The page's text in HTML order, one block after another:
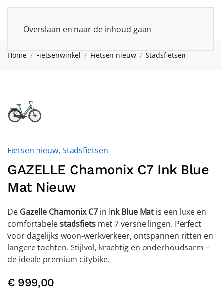
Overslaan en naar de inhoud gaan
Home Fietsenwinkel Fietsen nieuw Stadsfietsen
Fietsen nieuw, Stadsfietsen
GAZELLE Chamonix C7 Ink Blue
Mat Nieuw
De Gazelle Chamonix C7 in Ink Blue Mat is een luxe en
comfortabelestadsfiets met 7 versnellingen. Perfect
voor dagelijks woon-werkverkeer, ontspannen ritten en
langere tochten. Stijlvol, krachtig en onderhoudsarm –
de ideale premium citybike.
€999,00